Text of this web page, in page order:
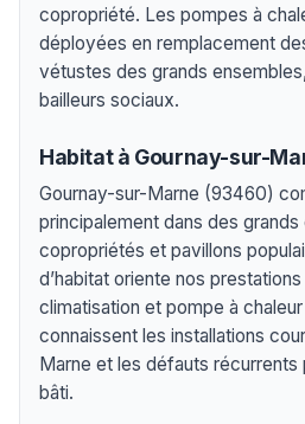
copropriété. Les pompes à
déployées en remplacement
vétustes des grands
bailleurs sociaux.
Habitat à Gournay-sur-
Gournay-sur-Marne (93460)
principalement dans des grands
copropriétés et pavillons
d’habitat oriente nos
climatisation et pompe à
connaissent les installations
Marne et les défauts
bâti.